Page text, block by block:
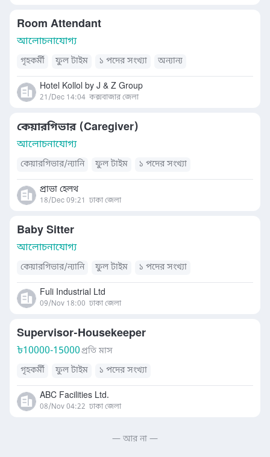
Room Attendant
আলোচনাযোগ্য
গৃহকর্মী ফুল টাইম ১ পদের সংখ্যা অন্যান্য
Hotel Kollol by J & Z Group
21/Dec 14:04 কক্সবাজার জেলা
কেয়ারগিভার (Caregiver)
আলোচনাযোগ্য
কেয়ারগিভার/ন্যানি ফুল টাইম ১ পদের সংখ্যা
প্রাভা হেলথ
18/Dec 09:21 ঢাকা জেলা
Baby Sitter
আলোচনাযোগ্য
কেয়ারগিভার/ন্যানি ফুল টাইম ১ পদের সংখ্যা
Fuli Industrial Ltd
09/Nov 18:00 ঢাকা জেলা
Supervisor-Housekeeper
৳10000-15000প্রতি মাস
গৃহকর্মী
ফুল টাইম ১ পদের সংখ্যা
ABC Facilities Ltd.
08/Nov 04:22 ঢাকা জেলা
— আর না —